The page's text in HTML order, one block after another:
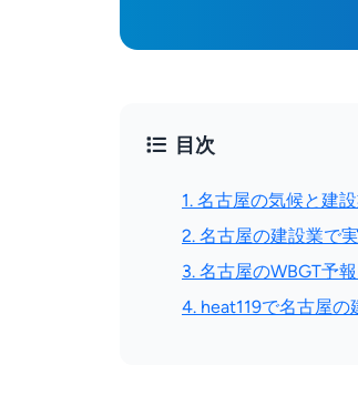
目次
1. 名古屋の気候と建
2. 名古屋の建設業で
3. 名古屋のWBGT予
4. heat119で名古屋の